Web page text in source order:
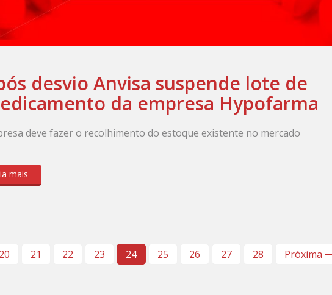
desvio Anvisa suspende lote de
da empresa Hypofarma
deve fazer o recolhimento do estoque existente no mercado
mais
20 21 22 23 24 25 26 27 28 Próxima